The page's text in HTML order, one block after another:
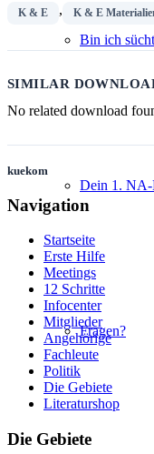
Bin ich
Dein 1. NA-
Fragen?
K & E , K & E
SIMILAR
No related download
kuekom
Navigation
Startseite
Erste Hilfe
Meetings
12 Schritte
Infocenter
Mitglieder
Angehörige
Fachleute
Politik
Die Gebiete
Literaturshop
Die Gebiete